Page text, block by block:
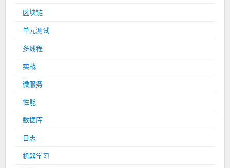
区块链
单元测试
多线程
实战
微服务
性能
数据库
日志
机器学习